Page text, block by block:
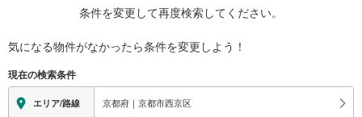
条件を変更して再度検索してください。
気になる物件がなかったら条件を変更しよう！
現在の検索条件
エリア/路線 京都府｜京都市西京区